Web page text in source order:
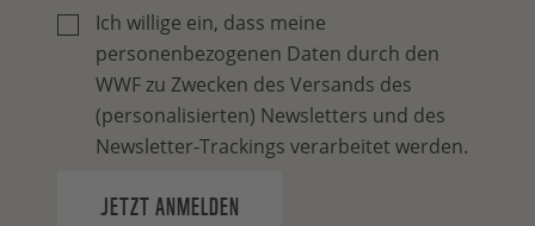
Ich willige ein, dass meine
personenbezogenen Daten durch den
WWF zu Zwecken des Versands des
(personalisierten) Newsletters und des
Newsletter-Trackings verarbeitet werden.
JETZT ANMELDEN